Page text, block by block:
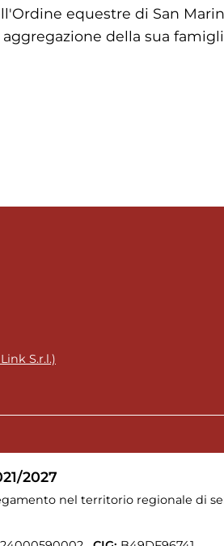
equestre di San
della sua
S.r.l.)
2027
nel territorio regionale di